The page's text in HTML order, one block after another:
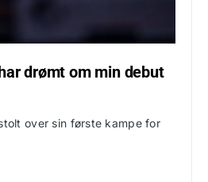
drømt om min debut
over sin første kampe for